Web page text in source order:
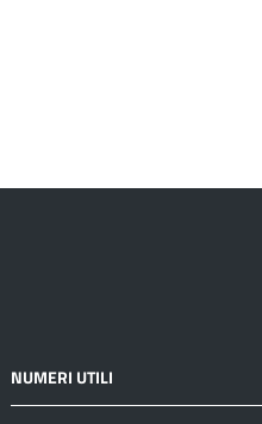
NUMERI UTILI